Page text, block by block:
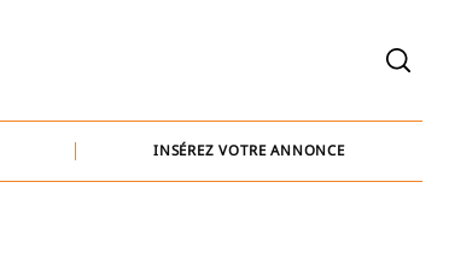
INSÉREZ VOTRE ANNONCE
bernard@baammedia.be
jennifer@baammedia.be